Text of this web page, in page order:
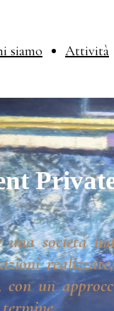
siamo Attività
società
con un